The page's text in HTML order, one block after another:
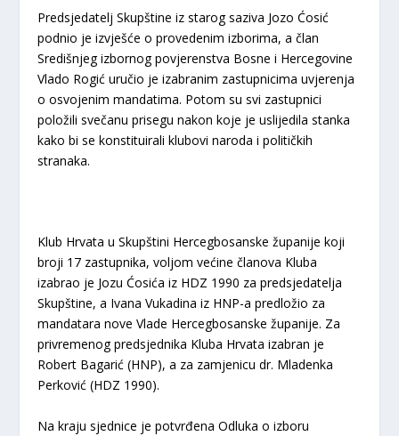
Predsjedatelj Skupštine iz starog saziva Jozo Ćosić
podnio je izvješće o provedenim izborima, a član
Središnjeg izbornog povjerenstva Bosne i Hercegovine
Vlado Rogić uručio je izabranim zastupnicima uvjerenja
o osvojenim mandatima. Potom su svi zastupnici
položili svečanu prisegu nakon koje je uslijedila stanka
kako bi se konstituirali klubovi naroda i političkih
stranaka.
Klub Hrvata u Skupštini Hercegbosanske županije koji
broji 17 zastupnika, voljom većine članova Kluba
izabrao je Jozu Ćosića iz HDZ 1990 za predsjedatelja
Skupštine, a Ivana Vukadina iz HNP-a predložio za
mandatara nove Vlade Hercegbosanske županije. Za
privremenog predsjednika Kluba Hrvata izabran je
Robert Bagarić (HNP), a za zamjenicu dr. Mladenka
Perković (HDZ 1990).
Na kraju sjednice je potvrđena Odluka o izboru